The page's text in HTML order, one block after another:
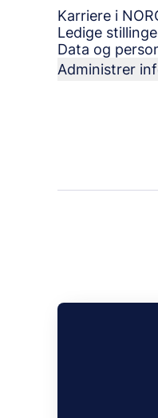
Karriere i
Ledige
Data og
Administrer